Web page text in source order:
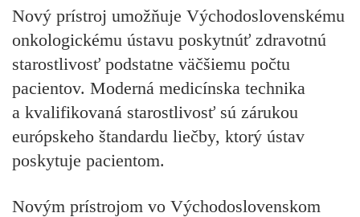
Nový prístroj umožňuje Východoslovenskému
onkologickému ústavu poskytnúť zdravotnú
starostlivosť podstatne väčšiemu počtu
pacientov. Moderná medicínska technika
a kvalifikovaná starostlivosť sú zárukou
európskeho štandardu liečby, ktorý ústav
poskytuje pacientom.
Novým prístrojom vo Východoslovenskom